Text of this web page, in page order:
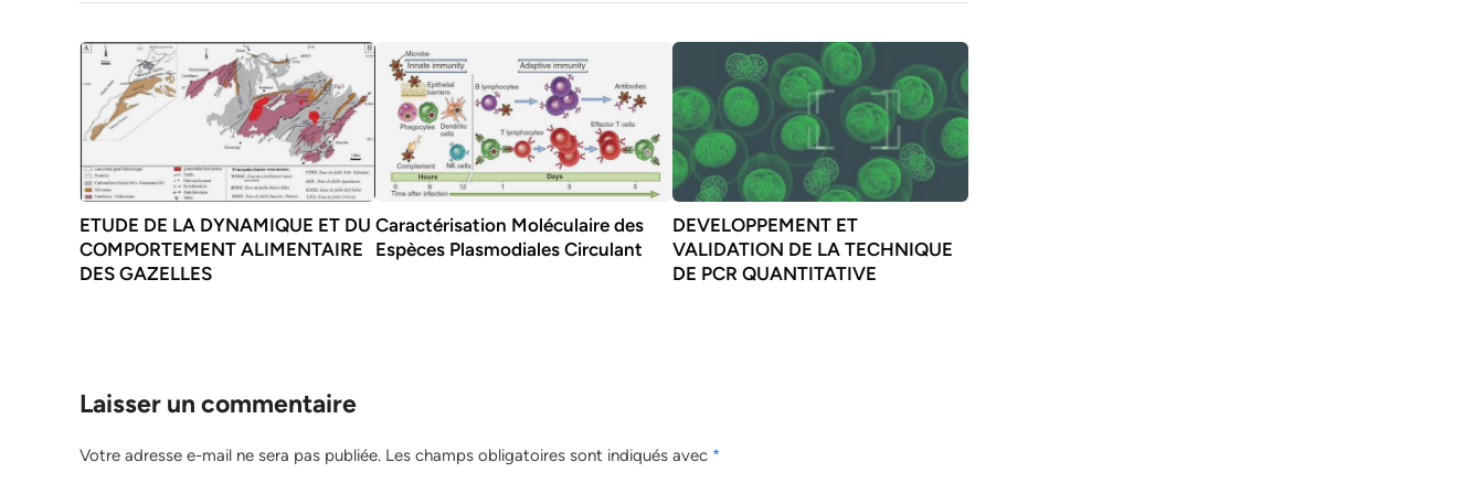
ETUDE DE LA DYNAMIQUE ET DU
COMPORTEMENT ALIMENTAIRE
DES GAZELLES
Caractérisation Moléculaire des
Espèces Plasmodiales Circulant
DEVELOPPEMENT ET
VALIDATION DE LA TECHNIQUE
DE PCR QUANTITATIVE
Laisser un commentaire
Votre adresse e-mail ne sera pas publiée. Les champs obligatoires sont indiqués avec *